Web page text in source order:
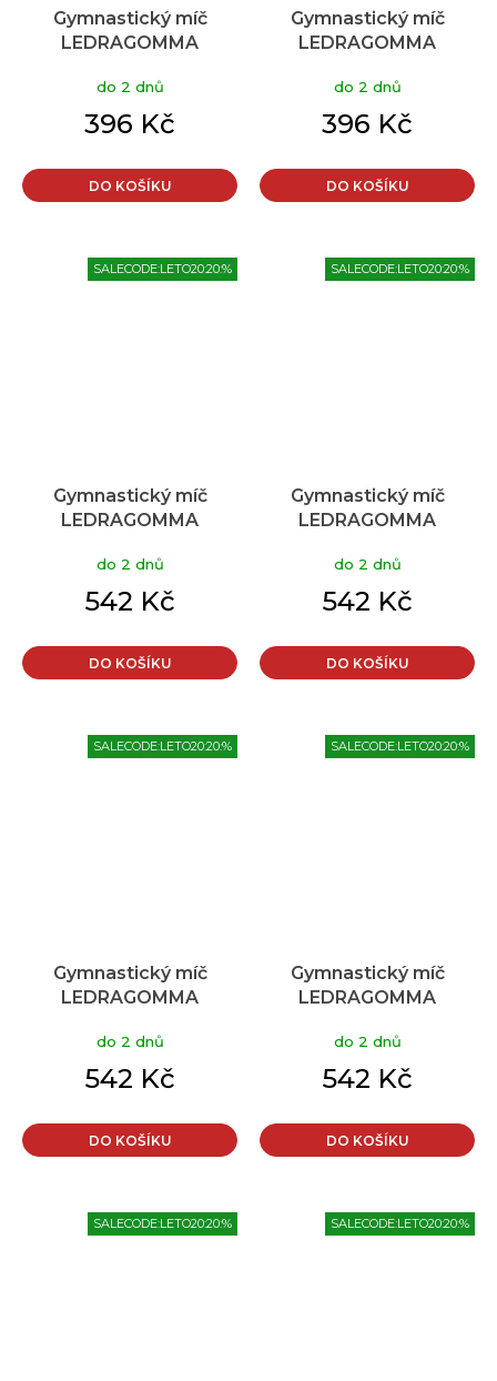
Gymnastický míč
LEDRAGOMMA
BALL Maxafe 42 cm
Typ: fialová
do 2 dnů
396 Kč
DO KOŠÍKU
Gymnastický míč
LEDRAGOMMA
BALL Maxafe 42 cm
Typ: smetanová
do 2 dnů
396 Kč
DO KOŠÍKU
SALECODE:LETO20:20:%
Gymnastický míč
LEDRAGOMMA
BALL Maxafe 65 cm
Typ: červená
do 2 dnů
542 Kč
DO KOŠÍKU
SALECODE:LETO20:20:%
Gymnastický míč
LEDRAGOMMA
BALL Maxafe 65 cm
Typ: modrá
do 2 dnů
542 Kč
DO KOŠÍKU
SALECODE:LETO20:20:%
Gymnastický míč
LEDRAGOMMA
BALL Maxafe 65 cm
Typ: oranžová
do 2 dnů
542 Kč
DO KOŠÍKU
SALECODE:LETO20:20:%
Gymnastický míč
LEDRAGOMMA
BALL Maxafe 65 cm
Typ: Růžová
do 2 dnů
542 Kč
DO KOŠÍKU
SALECODE:LETO20:20:% SALECODE:LETO20:20:%